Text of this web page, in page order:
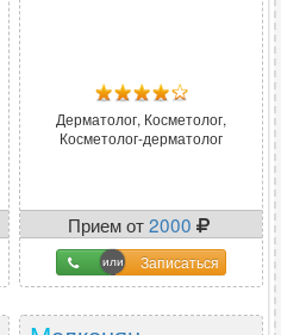
Дерматолог, Косметолог,
Косметолог-дерматолог
Прием от2000
Записаться